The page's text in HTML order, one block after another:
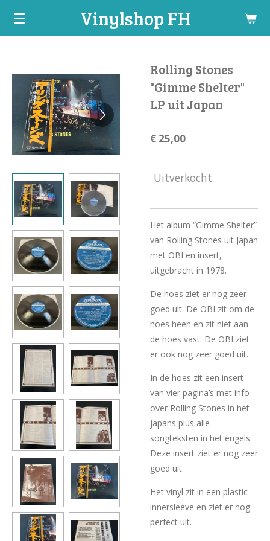
Ga
hoofdinhoud
Vinylshop FH
Rolling Stones
"Gimme Shelter"
LP uit Japan
€ 25,00
Uitverkocht
Het album “Gimme Shelter”
van Rolling Stones uit Japan
met OBI en insert,
uitgebracht in 1978.
De hoes ziet er nog zeer
goed uit. De OBI zit om de
hoes heen en zit niet aan
de hoes vast. De OBI ziet
er ook nog zeer goed uit.
In de hoes zit een insert
van vier pagina’s met info
over Rolling Stones in het
japans plus alle
songteksten in het engels.
Deze insert ziet er nog zeer
goed uit.
Het vinyl zit in een plastic
innersleeve en ziet er nog
perfect uit.